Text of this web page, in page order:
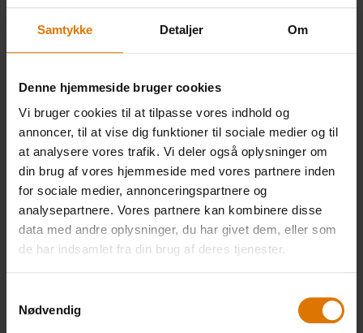
Samtykke Detaljer Om
Denne hjemmeside bruger cookies
Vi bruger cookies til at tilpasse vores indhold og
annoncer, til at vise dig funktioner til sociale medier og til
at analysere vores trafik. Vi deler også oplysninger om
din brug af vores hjemmeside med vores partnere inden
for sociale medier, annonceringspartnere og
analysepartnere. Vores partnere kan kombinere disse
data med andre oplysninger, du har givet dem, eller som
de har indsamlet fra din brug af deres tjenester.
Nødvendig
Gør det nemt
Anbefalet tilbehør
Premium-
handskesæt
Forklæde